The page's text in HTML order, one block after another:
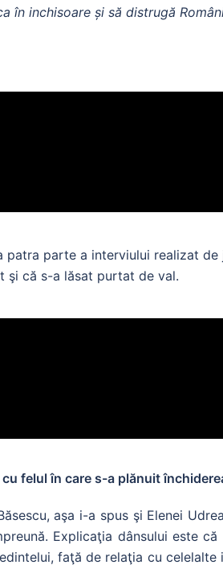
în inchisoare și să distrugă
parte a interviului realizat
şi că s-a lăsat purtat de val.
felul în care s-a plănuit
aşa i-a spus şi Elenei
Explicaţia dânsului este
faţă de relaţia cu